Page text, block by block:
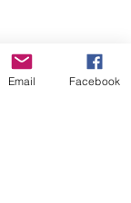
Email Facebook